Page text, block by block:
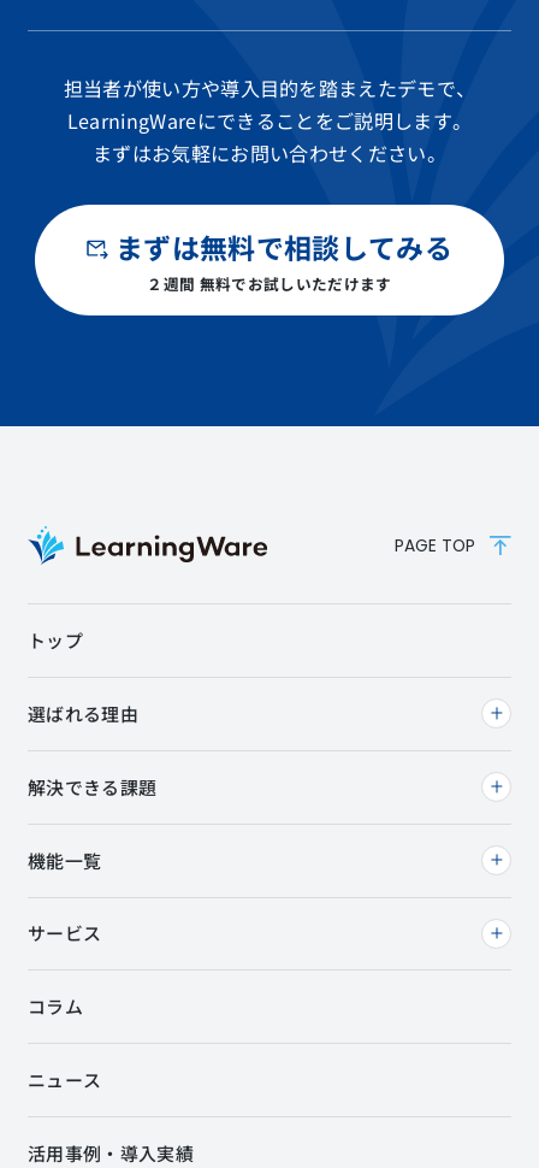
担当者が使い方や導入目的を踏まえたデモで、
LearningWareにできることをご説明します。
まずはお気軽にお問い合わせください。
まずは無料で相談してみる
２週間 無料でお試しいただけます
PAGE TOP
トップ
選ばれる理由
解決できる課題
コラム
ニュース
活用事例・導入実績
機能一覧
サービス